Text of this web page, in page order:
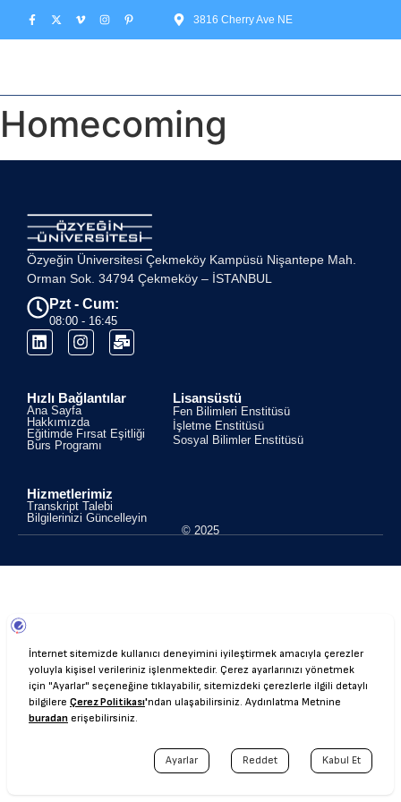
3816 Cherry Ave NE
Homecoming
Özyeğin Üniversitesi Çekmeköy Kampüsü Nişantepe Mah.
Orman Sok. 34794 Çekmeköy – İSTANBUL
Pzt - Cum:
08:00 - 16:45
Hızlı Bağlantılar
Ana Sayfa
Hakkımızda
Eğitimde Fırsat Eşitliği
Burs Programı
Lisansüstü
Fen Bilimleri Enstitüsü
İşletme Enstitüsü
Sosyal Bilimler Enstitüsü
Hizmetlerimiz
Transkript Talebi
Bilgilerinizi Güncelleyin
© 2025